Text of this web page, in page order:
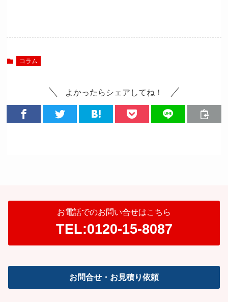
コラム
よかったらシェアしてね！
お電話でのお問い合せはこちら
TEL:0120-15-8087
お問合せ・お見積り依頼